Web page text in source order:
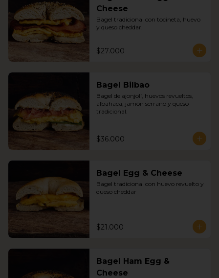
Cheese
Bagel tradicional con tocineta, huevo
y queso cheddar.
$27.000
Bagel Bilbao
Bagel de ajonjolí, huevos revueltos,
albahaca, jamón serrano y queso
tradicional.
$36.000
Bagel Egg & Cheese
Bagel tradicional con huevo revuelto y
queso cheddar
$21.000
Bagel Ham Egg &
Cheese